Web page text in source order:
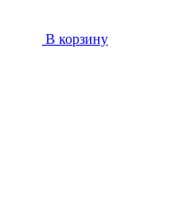
В корзину